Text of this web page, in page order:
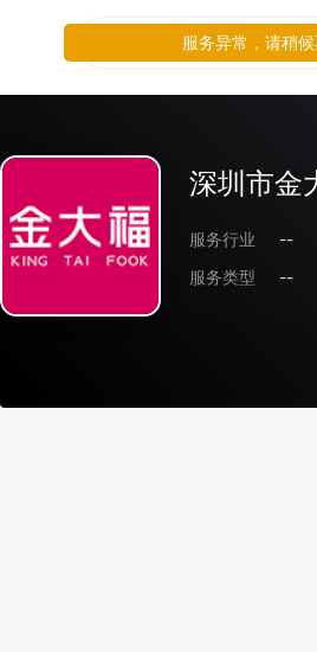
深圳市金
服务行业
--
服务类型
--
服务异常，请稍